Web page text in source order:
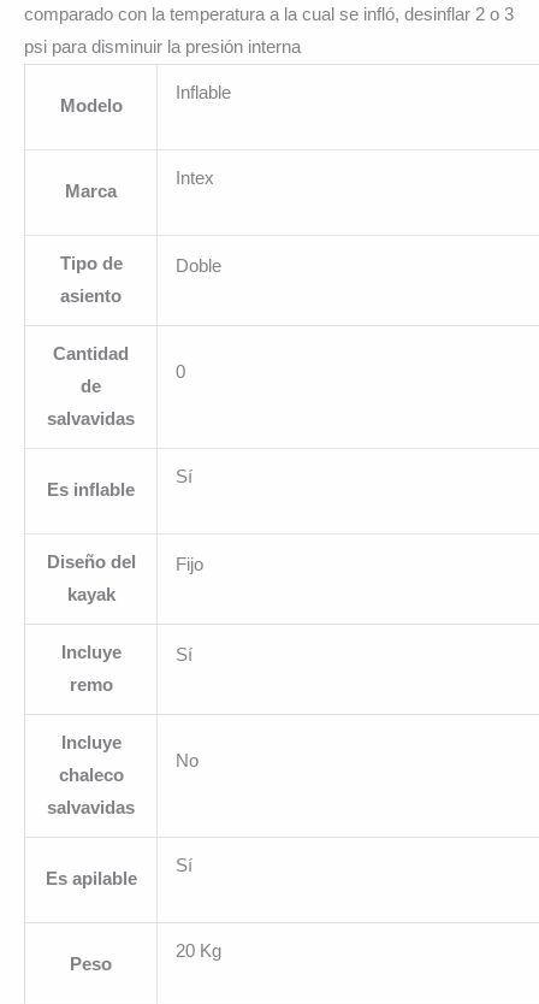
comparado con la temperatura a la cual se infló, desinflar 2 o 3
psi para disminuir la presión interna
Modelo
Inflable
Marca
Intex
Tipo de
asiento
Doble
Cantidad
de
salvavidas
0
Es inflable
Sí
Diseño del
kayak
Fijo
Incluye
remo
Sí
Incluye
chaleco
salvavidas
No
Es apilable
Sí
Peso
20 Kg